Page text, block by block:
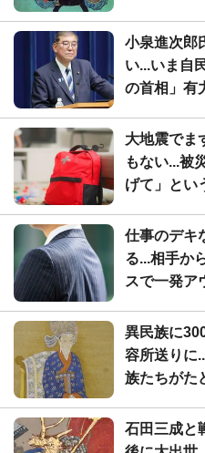
小泉進次郎
い...いま自
の首相」有
大地震でま
もない...被
げて」とい
仕事のデキ
る...相手か
スで一発ア
異民族に
容所送りに
族たちがた
石田三成と